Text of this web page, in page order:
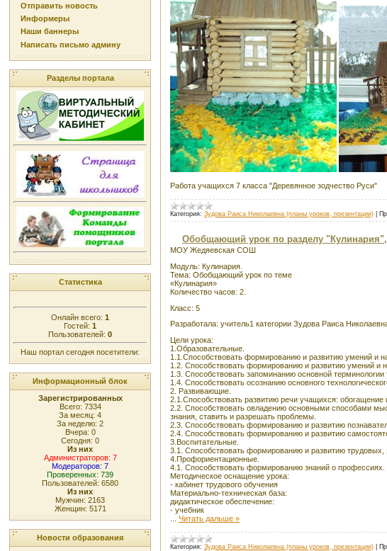
Отправить новость
Информеры
Наши баннеры
Написать письмо админу
Разделы портала
Статистика
Онлайн всего: 1
Гостей: 1
Пользователей: 0
Наш портал сегодня посетители:
Информационный блок
Зарегистрированных
Всего: 7334
За месяц: 4
За неделю: 2
Вчера: 0
Сегодня: 0
Из них
Администраторов: 7
Модераторов: 7
Проверенных: 739
Пользователей: 6580
Из них
Мужчин: 2163
Женщин: 5171
Новости образования
Работа учащихся 7 класса "Деревянное зодчество Руси"
Категория: Зудова Раиса Николаевна (планы уроков, презентации)
Обобщающий урок по разделу "Кулинария",
МОУ Жедяевская СОШ
Модуль: Кулинария.
Тема: Обобщающий урок по теме
«Кулинария»
Количество часов: 2.
Класс: 5
Разработала: учитель1 категории Зудова Раиса
Цели урока:
1.Образовательные.
1.1.Способствовать формированию и развитию умений и
1.2. Способствовать формированию и развитию умений и
1.3. Способствовать запоминанию основной терминологии
1.4. Способствовать осознанию основного
2. Развивающие.
2.1.Способствовать развитию речи учащихся: обогащение
2.2. Способствовать овладению основными способами
знания, ставить и разрешать проблемы.
2.3. Способствовать формированию и развитию
2.4. Способствовать формированию и развитию
3.Воспитательные.
3.1. Способствовать формированию и развитию трудовых,
4.Профориентационные.
4.1. Способствовать формированию знаний о профессиях.
Методическое оснащение урока:
- кабинет трудового обучения
Материально-техническая база:
дидактическое обеспечение:
- учебник
Читать дальше »
Категория: Зудова Раиса Николаевна (планы уроков, презентации)